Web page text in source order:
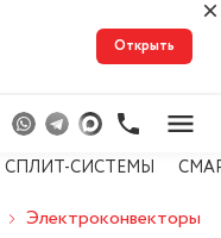
Открыть
СПЛИТ-СИСТЕМЫ
Электроконвекторы